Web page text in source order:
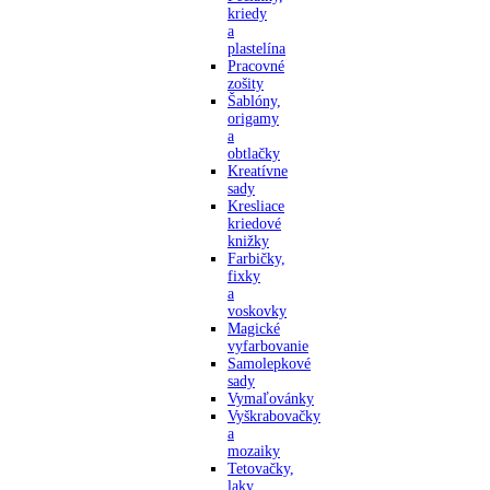
kriedy
a
plastelína
Pracovné
zošity
Šablóny,
origamy
a
obtlačky
Kreatívne
sady
Kresliace
kriedové
knižky
Farbičky,
fixky
a
voskovky
Magické
vyfarbovanie
Samolepkové
sady
Vymaľovánky
Vyškrabovačky
a
mozaiky
Tetovačky,
laky